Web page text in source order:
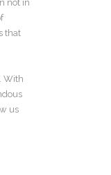
not in
that
With
us